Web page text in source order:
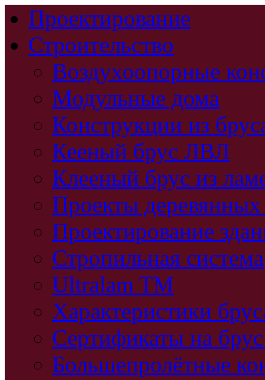
Проектирование
Строительство
Воздухоопорные
Модульные дома
Конструкции из
Кееный брус ЛВЛ
Клееный брус из
Проекты
Проектирование
Стропильная система
Ultralam TM
Характеристики
Сертификаты на
Большепролётные